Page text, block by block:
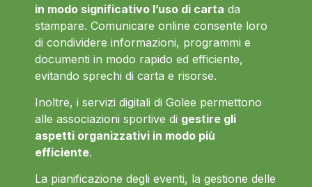
in modo significativo l’uso di carta da
stampare. Comunicare online consente loro
di condividere informazioni, programmi e
documenti in modo rapido ed efficiente,
evitando sprechi di carta e risorse.
Inoltre, i servizi digitali di Golee permettono
alle associazioni sportive di gestire gli
aspetti organizzativi in modo più
efficiente.
La pianificazione degli eventi, la gestione delle